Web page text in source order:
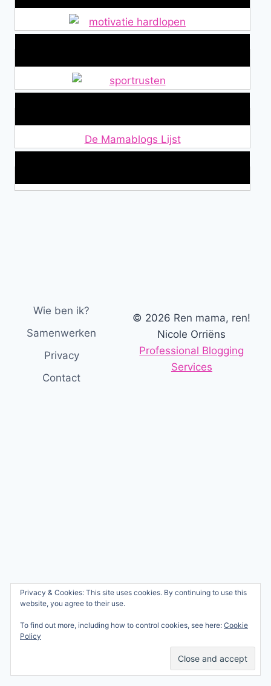
De Mamablogs Lijst
Wie ben ik?
Samenwerken
Privacy
Contact
© 2026 Ren mama, ren!
Nicole Orriëns
Professional Blogging
Services
Privacy & Cookies: This site uses cookies. By continuing to use this
website, you agree to their use.
To find out more, including how to control cookies, see here: Cookie
Policy